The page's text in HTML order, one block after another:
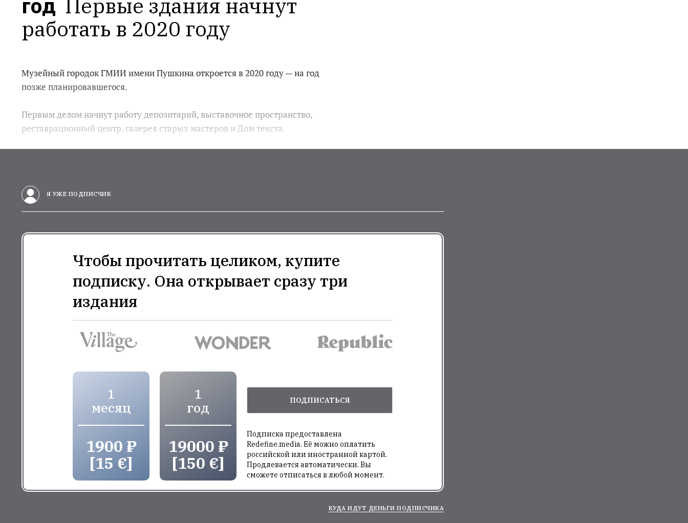
год Первые здания начнут
работать в 2020 году
Музейный городок ГМИИ имени Пушкина откроется в 2020 году — на год
позже планировавшегося.
Первым делом начнут работу депозитарий, выставочное пространство,
реставрационный центр, галерея старых мастеров и Дом текста.
Я УЖЕ ПОДПИСЧИК
Чтобы прочитать целиком, купите
подписку. Она открывает сразу три
издания
1
месяц
1900 ₽
[15 €]
1
год
19000 ₽
[150 €]
ПОДПИСАТЬСЯ
Подписка предоставлена
Redefine.media. Её можно оплатить
российской или иностранной картой.
Продлевается автоматически. Вы
сможете отписаться в любой момент.
КУДА ИДУТ ДЕНЬГИ ПОДПИСЧИКА